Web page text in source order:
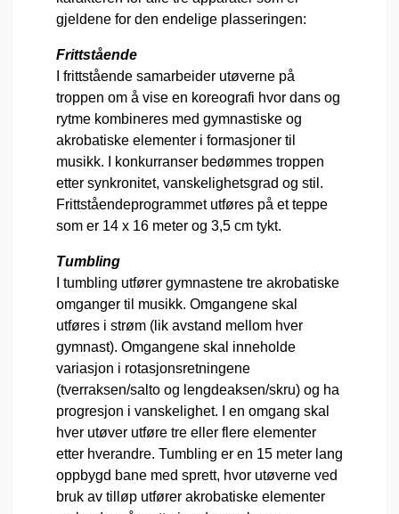
gjeldene for den endelige plasseringen:
Frittstående
I frittstående samarbeider utøverne på
troppen om å vise en koreografi hvor dans og
rytme kombineres med gymnastiske og
akrobatiske elementer i formasjoner til
musikk. I konkurranser bedømmes troppen
etter synkronitet, vanskelighetsgrad og stil.
Frittståendeprogrammet utføres på et teppe
som er 14 x 16 meter og 3,5 cm tykt.
Tumbling
I tumbling utfører gymnastene tre akrobatiske
omganger til musikk. Omgangene skal
utføres i strøm (lik avstand mellom hver
gymnast). Omgangene skal inneholde
variasjon i rotasjonsretningene
(tverraksen/salto og lengdeaksen/skru) og ha
progresjon i vanskelighet. I en omgang skal
hver utøver utføre tre eller flere elementer
etter hverandre. Tumbling er en 15 meter lang
oppbygd bane med sprett, hvor utøverne ved
bruk av tilløp utfører akrobatiske elementer